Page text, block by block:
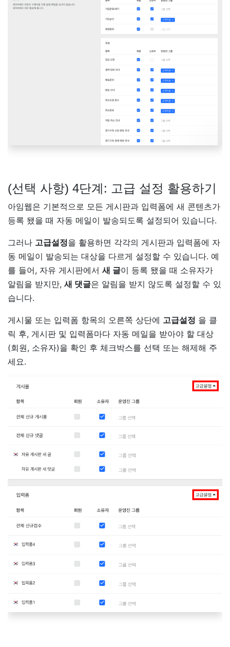
(선택 사항) 4단계: 고급 설정 활용하기
아임웹은 기본적으로 모든 게시판과 입력폼에 새 콘텐츠가
등록 됐을 때 자동 메일이 발송되도록 설정되어 있습니다.
그러나 고급설정을 활용하면 각각의 게시판과 입력폼에 자
동 메일이 발송되는 대상을 다르게 설정할 수 있습니다. 예
를 들어, 자유 게시판에서 새 글이 등록 됐을 때 소유자가
알림을 받지만, 새 댓글은 알림을 받지 않도록 설정할 수 있
습니다.
게시물 또는 입력폼 항목의 오른쪽 상단에 고급설정 을 클
릭 후, 게시판 및 입력폼마다 자동 메일을 받아야 할 대상
(회원, 소유자)을 확인 후 체크박스를 선택 또는 해제해 주
세요.